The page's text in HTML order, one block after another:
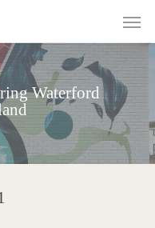
Waterford